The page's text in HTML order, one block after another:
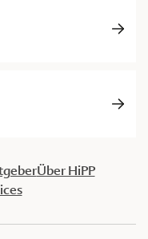
Über HiPP